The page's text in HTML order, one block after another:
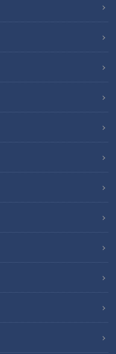
サーが、東海地方の定番
デララバ』！今回は、
を調査した「盛り盛り
派手な結婚式や名古屋嬢
特な地域。盛り文化は、